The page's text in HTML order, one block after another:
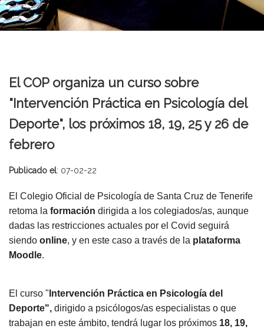
El COP organiza un curso sobre
"Intervención Práctica en Psicología del
Deporte", los próximos 18, 19, 25 y 26 de
febrero
Publicado el: 07-02-22
El Colegio Oficial de Psicología de Santa Cruz de Tenerife
retoma la formación dirigida a los colegiados/as, aunque
dadas las restricciones actuales por el Covid seguirá
siendo online, y en este caso a través de la plataforma
Moodle.
El curso " Intervención Práctica en Psicología del
Deporte", dirigido a psicólogos/as especialistas o que
trabajan en este ámbito, tendrá lugar los próximos 18, 19,